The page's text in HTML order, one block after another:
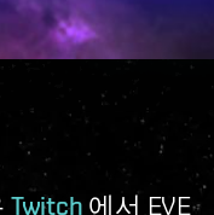
Twitch 에서 EVE